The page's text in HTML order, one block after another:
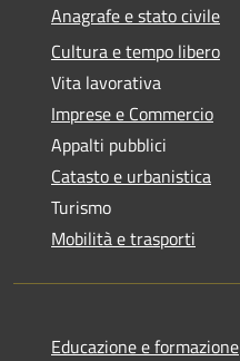
Anagrafe e stato civile
Cultura e tempo libero
Vita lavorativa
Imprese e Commercio
Appalti pubblici
Catasto e urbanistica
Turismo
Mobilità e trasporti
Educazione e formazione